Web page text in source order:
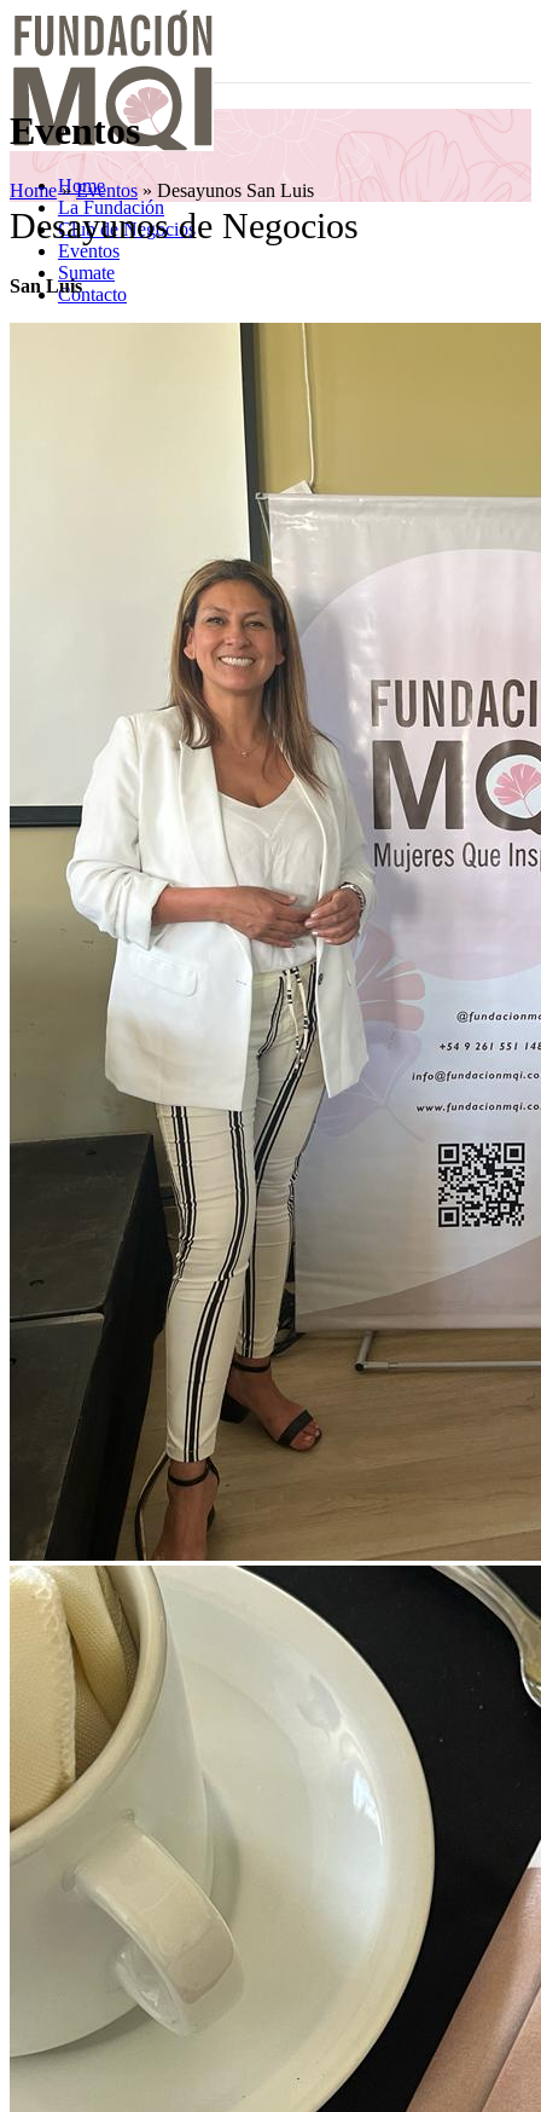
Home
La Fundación
Club de Negocios
Eventos
Sumate
Contacto
Eventos
Home»Eventos » Desayunos San Luis
Desayunos de Negocios
San Luis